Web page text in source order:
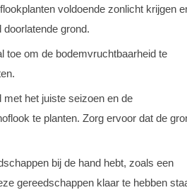
voldoende zonlicht krijgen
grond.
toe om de bodemvruchtbaarheid te
met het juiste seizoen en de
te planten. Zorg ervoor dat de
bij de hand hebt, zoals een
gereedschappen klaar te hebben